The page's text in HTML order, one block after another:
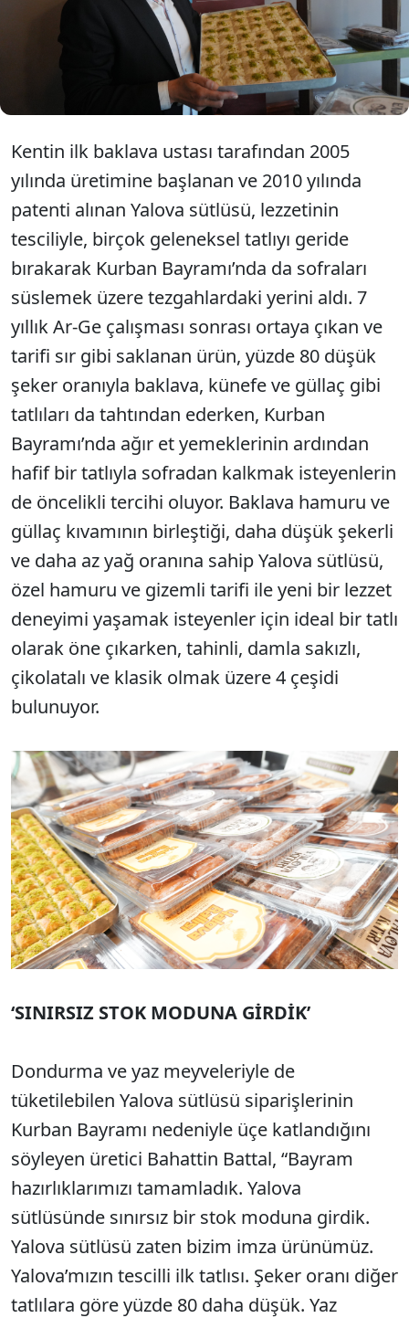
öncelikli tercihi olan Yalova sütlüsünün üretimi,
gelen talep üzerine Kurban Bayramı öncesinde
artırılırken, üretici Bahattin Battal, “Şeker oranı diğer
tatlılara göre yüzde 80 daha düşük. Özellikle
bayramlarda müşterilerimiz tercih ediyor.
Kentin ilk baklava ustası tarafından 2005
yılında üretimine başlanan ve 2010 yılında
patenti alınan Yalova sütlüsü, lezzetinin
tesciliyle, birçok geleneksel tatlıyı geride
bırakarak Kurban Bayramı’nda da sofraları
süslemek üzere tezgahlardaki yerini aldı. 7
yıllık Ar-Ge çalışması sonrası ortaya çıkan ve
tarifi sır gibi saklanan ürün, yüzde 80 düşük
şeker oranıyla baklava, künefe ve güllaç gibi
tatlıları da tahtından ederken, Kurban
Bayramı’nda ağır et yemeklerinin ardından
hafif bir tatlıyla sofradan kalkmak isteyenlerin
de öncelikli tercihi oluyor. Baklava hamuru ve
güllaç kıvamının birleştiği, daha düşük şekerli
ve daha az yağ oranına sahip Yalova sütlüsü,
özel hamuru ve gizemli tarifi ile yeni bir lezzet
deneyimi yaşamak isteyenler için ideal bir tatlı
olarak öne çıkarken, tahinli, damla sakızlı,
çikolatalı ve klasik olmak üzere 4 çeşidi
bulunuyor.
‘SINIRSIZ STOK MODUNA GİRDİK’
Dondurma ve yaz meyveleriyle de
tüketilebilen Yalova sütlüsü siparişlerinin
Kurban Bayramı nedeniyle üçe katlandığını
söyleyen üretici Bahattin Battal, “Bayram
hazırlıklarımızı tamamladık. Yalova
sütlüsünde sınırsız bir stok moduna girdik.
Yalova sütlüsü zaten bizim imza ürünümüz.
Yalova’mızın tescilli ilk tatlısı. Şeker oranı diğer
tatlılara göre yüzde 80 daha düşük. Yaz